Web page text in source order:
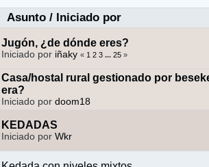
Asunto/ Iniciado por
Jugón, ¿de dónde eres?
Iniciado por iñaky « 1 2 3 ... 25 »
Casa/hostal rural gestionado por
era?
Iniciado por doom18
KEDADAS
Iniciado por Wkr